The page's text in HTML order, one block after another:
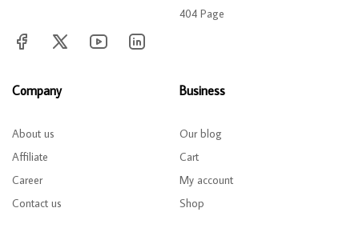
404 Page
Company
About us
Affiliate
Career
Contact us
Business
Our blog
Cart
My account
Shop